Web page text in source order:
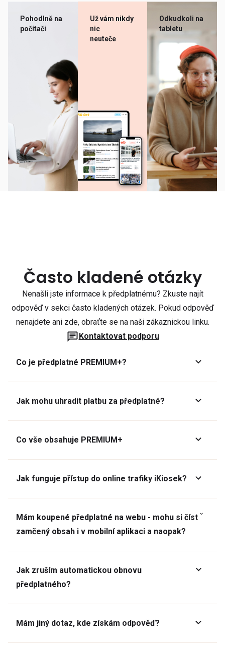
Pohodlně na
počítači
Už vám nikdy
nic
neuteče
Odkudkoli na
tabletu
Často kladené otázky
Nenašli jste informace k předplatnému? Zkuste najít
odpověď v sekci často kladených otázek. Pokud odpověď
nenajdete ani zde, obraťte se na naši zákaznickou linku.
Kontaktovat podporu
Co je předplatné PREMIUM+?
Jak mohu uhradit platbu za předplatné?
Co vše obsahuje PREMIUM+
Jak funguje přístup do online trafiky iKiosek?
Mám koupené předplatné na webu - mohu si číst
zamčený obsah i v mobilní aplikaci a naopak?
Jak zruším automatickou obnovu
předplatného?
Mám jiný dotaz, kde získám odpověď?